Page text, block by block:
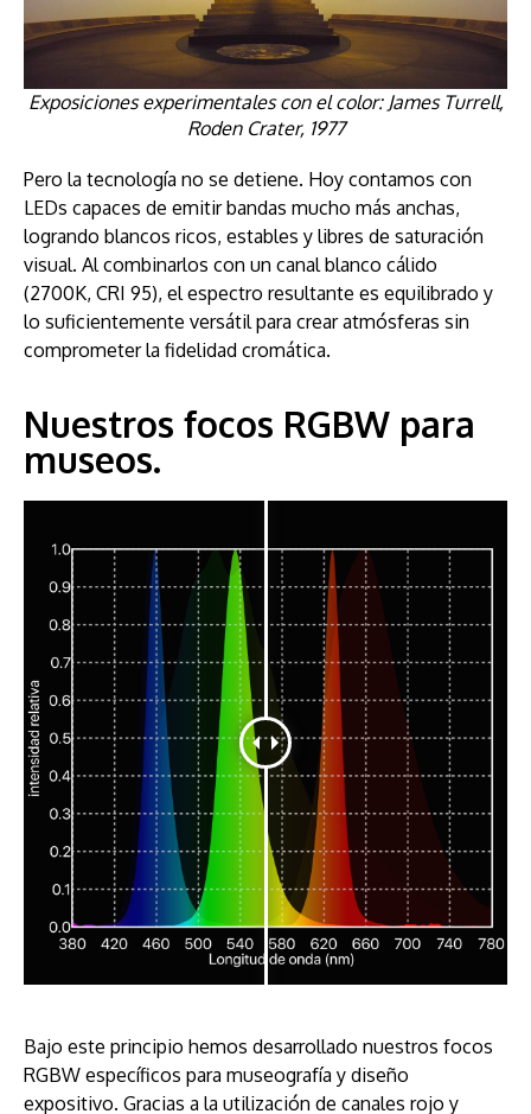
Exposiciones experimentales con el color: James Turrell,
Roden Crater, 1977
Pero la tecnología no se detiene. Hoy contamos con
LEDs capaces de emitir bandas mucho más anchas,
logrando blancos ricos, estables y libres de saturación
visual. Al combinarlos con un canal blanco cálido
(2700K, CRI 95), el espectro resultante es equilibrado y
lo suficientemente versátil para crear atmósferas sin
comprometer la fidelidad cromática.
Nuestros focos RGBW para
museos.
Bajo este principio hemos desarrollado nuestros focos
RGBW específicos para museografía y diseño
expositivo. Gracias a la utilización de canales rojo y